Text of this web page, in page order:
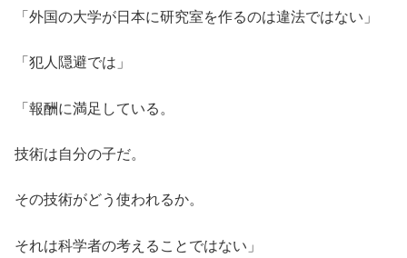
「外国の大学が日本に研究室を作るのは違法ではない」
「犯人隠避では」
「報酬に満足している。
技術は自分の子だ。
その技術がどう使われるか。
それは科学者の考えることではない」